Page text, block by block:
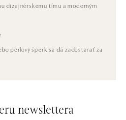
dizajnérskemu tímu a moderným
perlový šperk sa dá zaobstarať za
newslettera